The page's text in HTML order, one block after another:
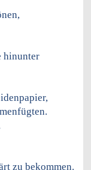
hinunter
zu bekommen.